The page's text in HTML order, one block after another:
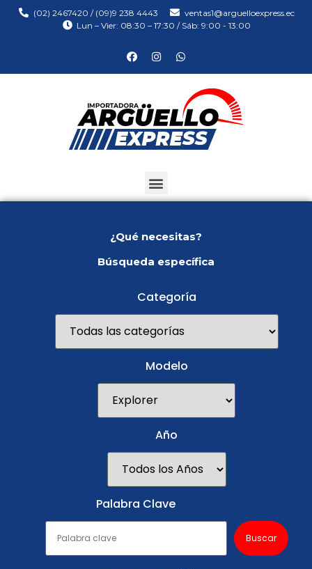
(02) 2467420 / (09)9 238 4443
ventas1@arguelloexpress.ec
Lun – Vier: 08:30 – 17:30 / Sáb: 9:00 - 13:00
¿Qué necesitas?
Búsqueda específica
Categoría
Modelo
Año
Palabra Clave